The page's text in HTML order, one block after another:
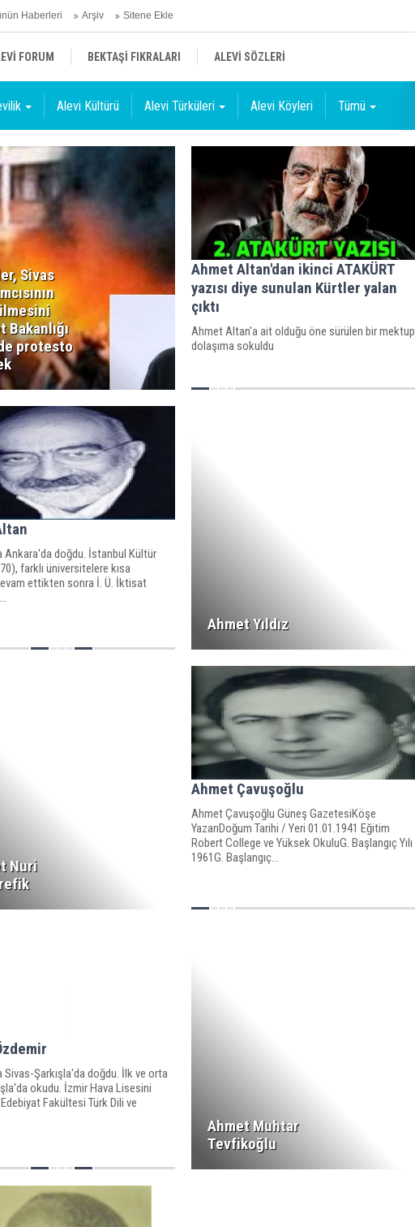
Haberleri Arşiv Sitene Ekle
FORUM BEKTAŞİ FIKRALARI ALEVİ SÖZLERİ
Alevi Kültürü Alevi Türküleri Alevi Köyleri Tümü
Sivas
Bakanlığı
protesto
Ahmet Altan'dan ikinci ATAKÜRT
yazısı diye sunulan Kürtler yalan
çıktı
Ahmet Altan'a ait olduğu öne sürülen bir mektup
dolaşıma sokuldu
Ankara'da doğdu. İstanbul Kültür
farklı üniversitelere kısa
ettikten sonra İ. Ü. İktisat
Ahmet Yıldız
Nuri
Ahmet Çavuşoğlu
Ahmet Çavuşoğlu Güneş GazetesiKöşe
YazarıDoğum Tarihi / Yeri 01.01.1941 Eğitim
Robert College ve Yüksek OkuluG. Başlangıç Yılı
1961G. Başlangıç...
Sivas-Şarkışla'da doğdu. İlk ve orta
okudu. İzmir Hava Lisesini
Fakültesi Türk Dili ve
Ahmet Muhtar
Tevfikoğlu